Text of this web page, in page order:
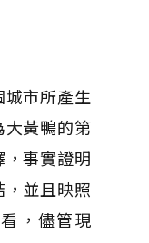
市所產生
黃鴨的第
事實證明
並且映照
，儘管現